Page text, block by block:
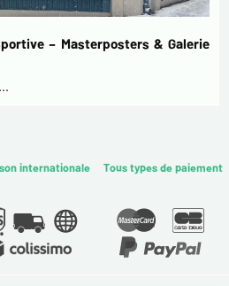
– Masterposters & Galerie
internationale Tous types de paiement